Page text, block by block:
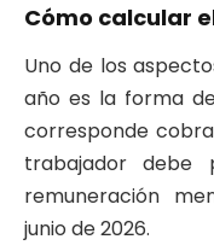
Cómo calcular
Uno de los
año es la forma
corresponde
trabajador
remuneración
junio de 2026.